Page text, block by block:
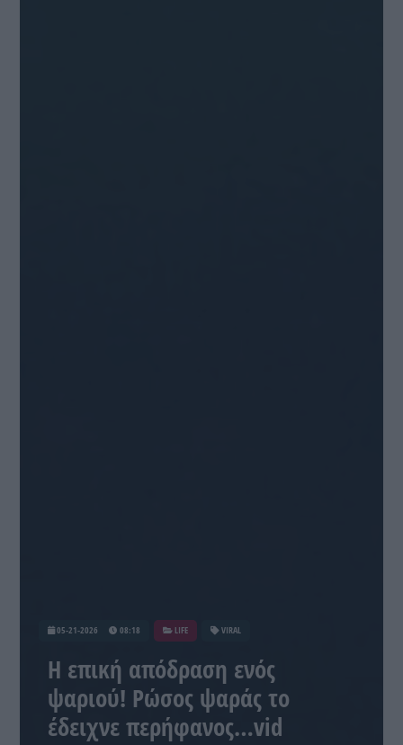
05-21-2026 08:18 LIFE VIRAL
H επική απόδραση ενός
ψαριού! Ρώσος ψαράς το
έδειχνε περήφανος…vid